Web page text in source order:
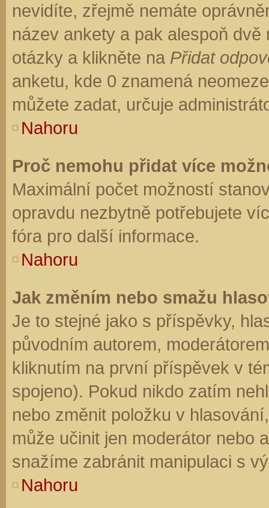
nevidíte, zřejmě nemáte
název ankety a pak alespoň
otázky a klikněte na Přidat
anketu, kde 0 znamená
můžete zadat, určuje
Nahoru
Proč nemohu přidat více
Maximální počet možností
opravdu nezbytně potřebujete
fóra pro další informace.
Nahoru
Jak změním nebo smažu
Je to stejné jako s příspěvky,
původním autorem,
kliknutím na první příspěvek v
spojeno). Pokud nikdo zatím
nebo změnit položku v
může učinit jen moderátor nebo
snažíme zabránit manipulaci s
Nahoru